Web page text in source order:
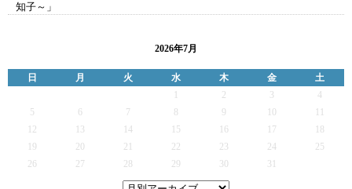
知子～」
2026年7月
日 月 火 水 木 金
土
2 3
4
5
6 7 9
12
13 14 15 16 17
19
20 21 22 23 24
25
26
27 28 29 30 31